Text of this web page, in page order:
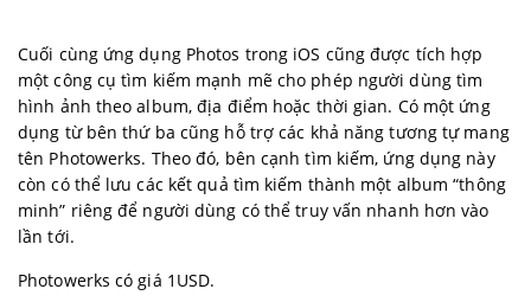
Cuối cùng ứng dụng Photos trong iOS cũng được tích hợp
một công cụ tìm kiếm mạnh mẽ cho phép người dùng tìm
hình ảnh theo album, địa điểm hoặc thời gian. Có một ứng
dụng từ bên thứ ba cũng hỗ trợ các khả năng tương tự mang
tên Photowerks. Theo đó, bên cạnh tìm kiếm, ứng dụng này
còn có thể lưu các kết quả tìm kiếm thành một album “thông
minh” riêng để người dùng có thể truy vấn nhanh hơn vào
lần tới.
Photowerks có giá 1USD.